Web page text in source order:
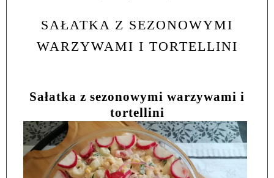
SAŁATKA Z SEZONOWYMI
WARZYWAMI I TORTELLINI
Sałatka z sezonowymi warzywami i
tortellini